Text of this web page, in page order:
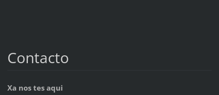
Contacto
Xa nos tes aqui